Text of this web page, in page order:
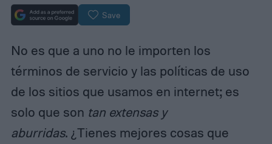
Save
No es que a uno no le importen los
términos de servicio y las políticas de uso
de los sitios que usamos en internet; es
solo que son tan extensas y
aburridas. ¿Tienes mejores cosas que